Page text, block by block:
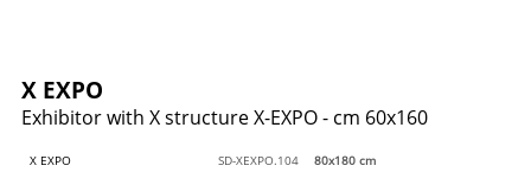
X EXPO
Exhibitor with X structure X-EXPO - cm 60x160
X EXPO SD-XEXPO.104 80x180 cm